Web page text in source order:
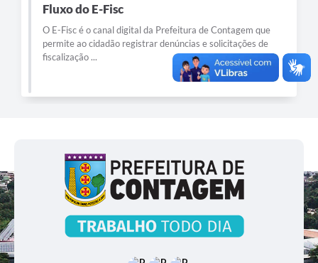
Fluxo do E-Fisc
O E-Fisc é o canal digital da Prefeitura de Contagem que
permite ao cidadão registrar denúncias e solicitações de
fiscalização ...